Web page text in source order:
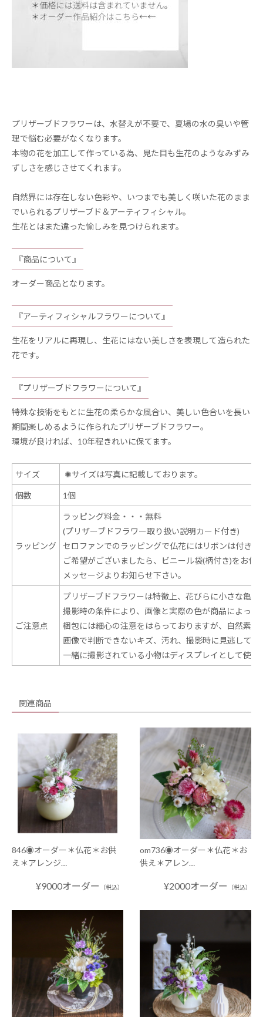
プリザーブドフラワーは、水替えが不要で、夏場の水の臭いや管
理で悩む必要がなくなります。
本物の花を加工して作っている為、見た目も生花のようなみずみ
ずしさを感じさせてくれます。
自然界には存在しない色彩や、いつまでも美しく咲いた花のまま
でいられるプリザーブド＆アーティフィシャル。
生花とはまた違った愉しみを見つけられます。
『商品について』
オーダー商品となります。
『アーティフィシャルフラワーについて』
生花をリアルに再現し、生花にはない美しさを表現して造られた
花です。
『プリザーブドフラワーについて』
特殊な技術をもとに生花の柔らかな風合い、美しい色合いを長い
期間楽しめるように作られたプリザーブドフラワー。
環境が良ければ、10年程きれいに保てます。
サイズ ✺サイズは写真に記載しております。
個数 1個
ラッピング
ラッピング料金・・・無料
(プリザーブドフラワー取り扱い説明カード付き)
セロファンでのラッピングで仏花にはリボンは付きま
ご希望がございましたら、ビニール袋(柄付き)をお付
メッセージよりお知らせ下さい。
ご注意点
プリザーブドフラワーは特徴上、花びらに小さな亀
撮影時の条件により、画像と実際の色が商品によって
梱包には細心の注意をはらっておりますが、自然素
画像で判断できないキズ、汚れ、撮影時に見逃して
一緒に撮影されている小物はディスプレイとして使用
関連商品
846◉オーダー＊仏花＊お供
え＊アレンジ…
¥9000オーダー （税込）
om736◉オーダー＊仏花＊お
供え＊アレン…
¥2000オーダー （税込）